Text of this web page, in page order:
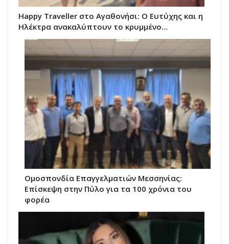
Happy Traveller στο Αγαθονήσι: Ο Ευτύχης και η
Ηλέκτρα ανακαλύπτουν το κρυμμένο…
Ομοσπονδία Επαγγελματιών Μεσσηνίας:
Επίσκεψη στην Πύλο για τα 100 χρόνια του
φορέα